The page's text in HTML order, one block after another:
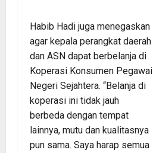
Habib Hadi juga menegaskan
agar kepala perangkat daerah
dan ASN dapat berbelanja di
Koperasi Konsumen Pegawai
Negeri Sejahtera. “Belanja di
koperasi ini tidak jauh
berbeda dengan tempat
lainnya, mutu dan kualitasnya
pun sama. Saya harap semua